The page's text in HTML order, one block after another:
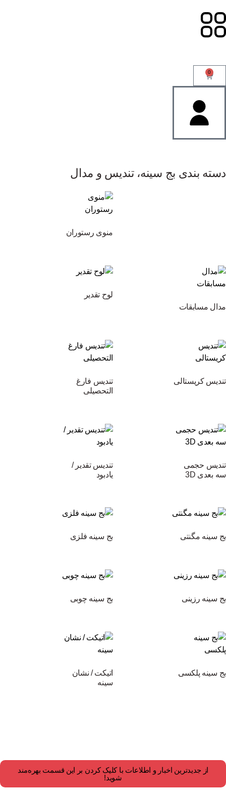
0
دسته بندی بج سینه، تندیس و مدال
منوی رستوران
مدال مسابقات
لوح تقدیر
تندیس کریستالی
تندیس فارغ
التحصیلی
تندیس حجمی
سه بعدی 3D
تندیس تقدیر /
یادبود
بج سینه مگنتی بج سینه فلزی
بج سینه رزینی بج سینه چوبی
بج سینه پلکسی
اتیکت / نشان
سینه
از جدیدترین اخبار و اطلاعات با کلیک کردن بر این قسمت بهره‌مند
شوید!